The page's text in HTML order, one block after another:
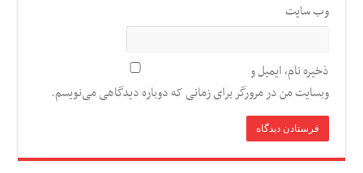
وب‌ سایت
ذخیره نام، ایمیل و
وبسایت من در مرورگر برای زمانی که دوباره دیدگاهی می‌نویسم.